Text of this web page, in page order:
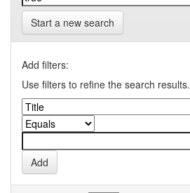
Start a new search
Add filters:
Use filters to refine the search results.